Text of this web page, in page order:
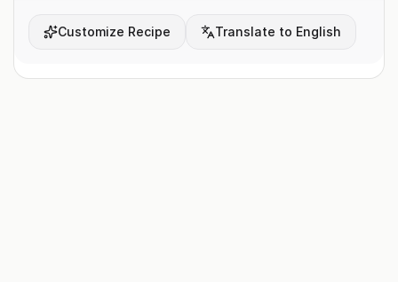
Customize Recipe Translate to English